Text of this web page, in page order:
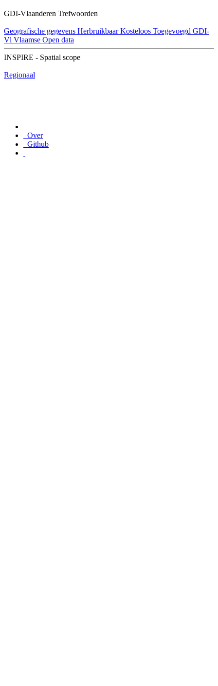
GDI-Vlaanderen Trefwoorden
Geografische gegevens Herbruikbaar Kosteloos Toegevoegd GDI-
Vl Vlaamse Open data
INSPIRE - Spatial scope
Regionaal
Over
Github